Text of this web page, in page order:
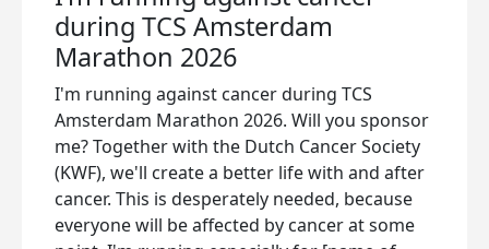
during TCS Amsterdam
Marathon 2026
I'm running against cancer during TCS
Amsterdam Marathon 2026. Will you sponsor
me? Together with the Dutch Cancer Society
(KWF), we'll create a better life with and after
cancer. This is desperately needed, because
everyone will be affected by cancer at some